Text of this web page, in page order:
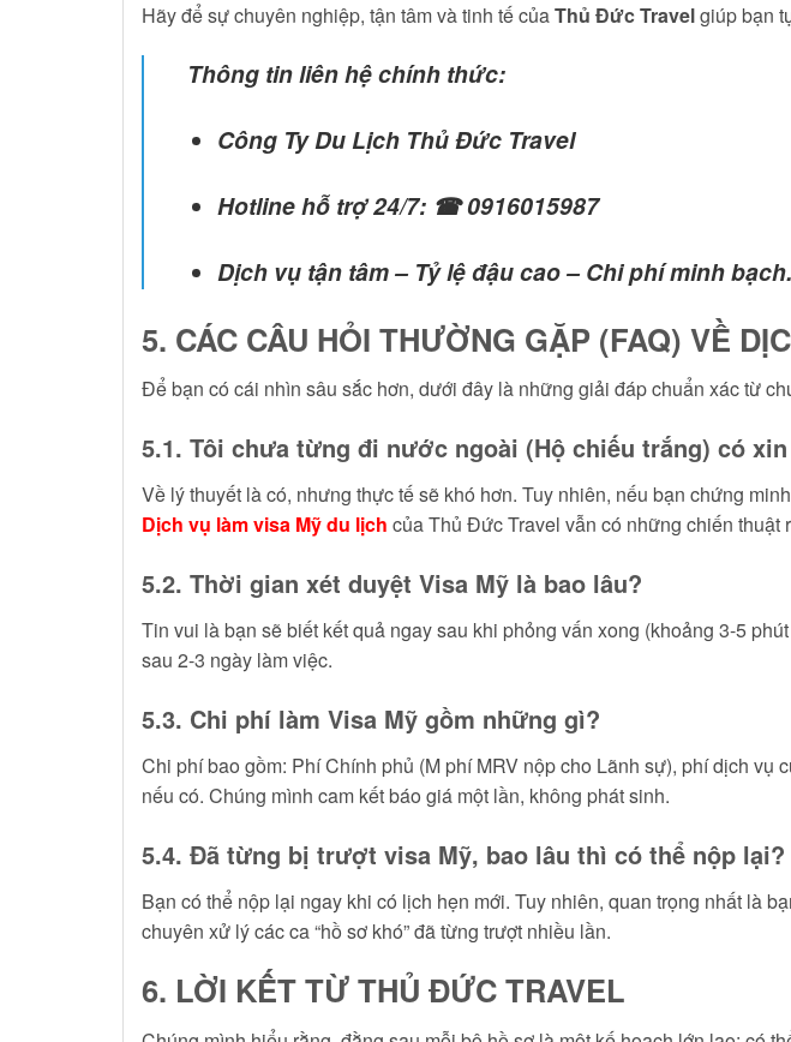
Hãy để sự chuyên nghiệp, tận tâm và tinh tế củaThủ Đức Travelgiúp bạn
Thông tin liên hệ chính thức:
Công Ty Du Lịch Thủ Đức Travel
Hotline hỗ trợ 24/7: ☎ 0916015987
Dịch vụ tận tâm – Tỷ lệ đậu cao – Chi phí minh bạch.
5. CÁC CÂU HỎI THƯỜNG GẶP (FAQ) VỀ
Để bạn có cái nhìn sâu sắc hơn, dưới đây là những giải đáp chuẩn xác từ
5.1. Tôi chưa từng đi nước ngoài (Hộ chiếu trắng) có
Về lý thuyết là có, nhưng thực tế sẽ khó hơn. Tuy nhiên, nếu bạn chứng
Dịch vụ làm visa Mỹ du lịch của Thủ Đức Travel vẫn có những chiến thuật
5.2. Thời gian xét duyệt Visa Mỹ là bao lâu?
Tin vui là bạn sẽ biết kết quả ngay sau khi phỏng vấn xong (khoảng 3-5
sau 2-3 ngày làm việc.
5.3. Chi phí làm Visa Mỹ gồm những gì?
Chi phí bao gồm: Phí Chính phủ (M phí MRV nộp cho Lãnh sự), phí dịch
nếu có. Chúng mình cam kết báo giá một lần, không phát sinh.
5.4. Đã từng bị trượt visa Mỹ, bao lâu thì có thể nộp lại?
Bạn có thể nộp lại ngay khi có lịch hẹn mới. Tuy nhiên, quan trọng nhất là
chuyên xử lý các ca “hồ sơ khó” đã từng trượt nhiều lần.
6. LỜI KẾT TỪ THỦ ĐỨC TRAVEL